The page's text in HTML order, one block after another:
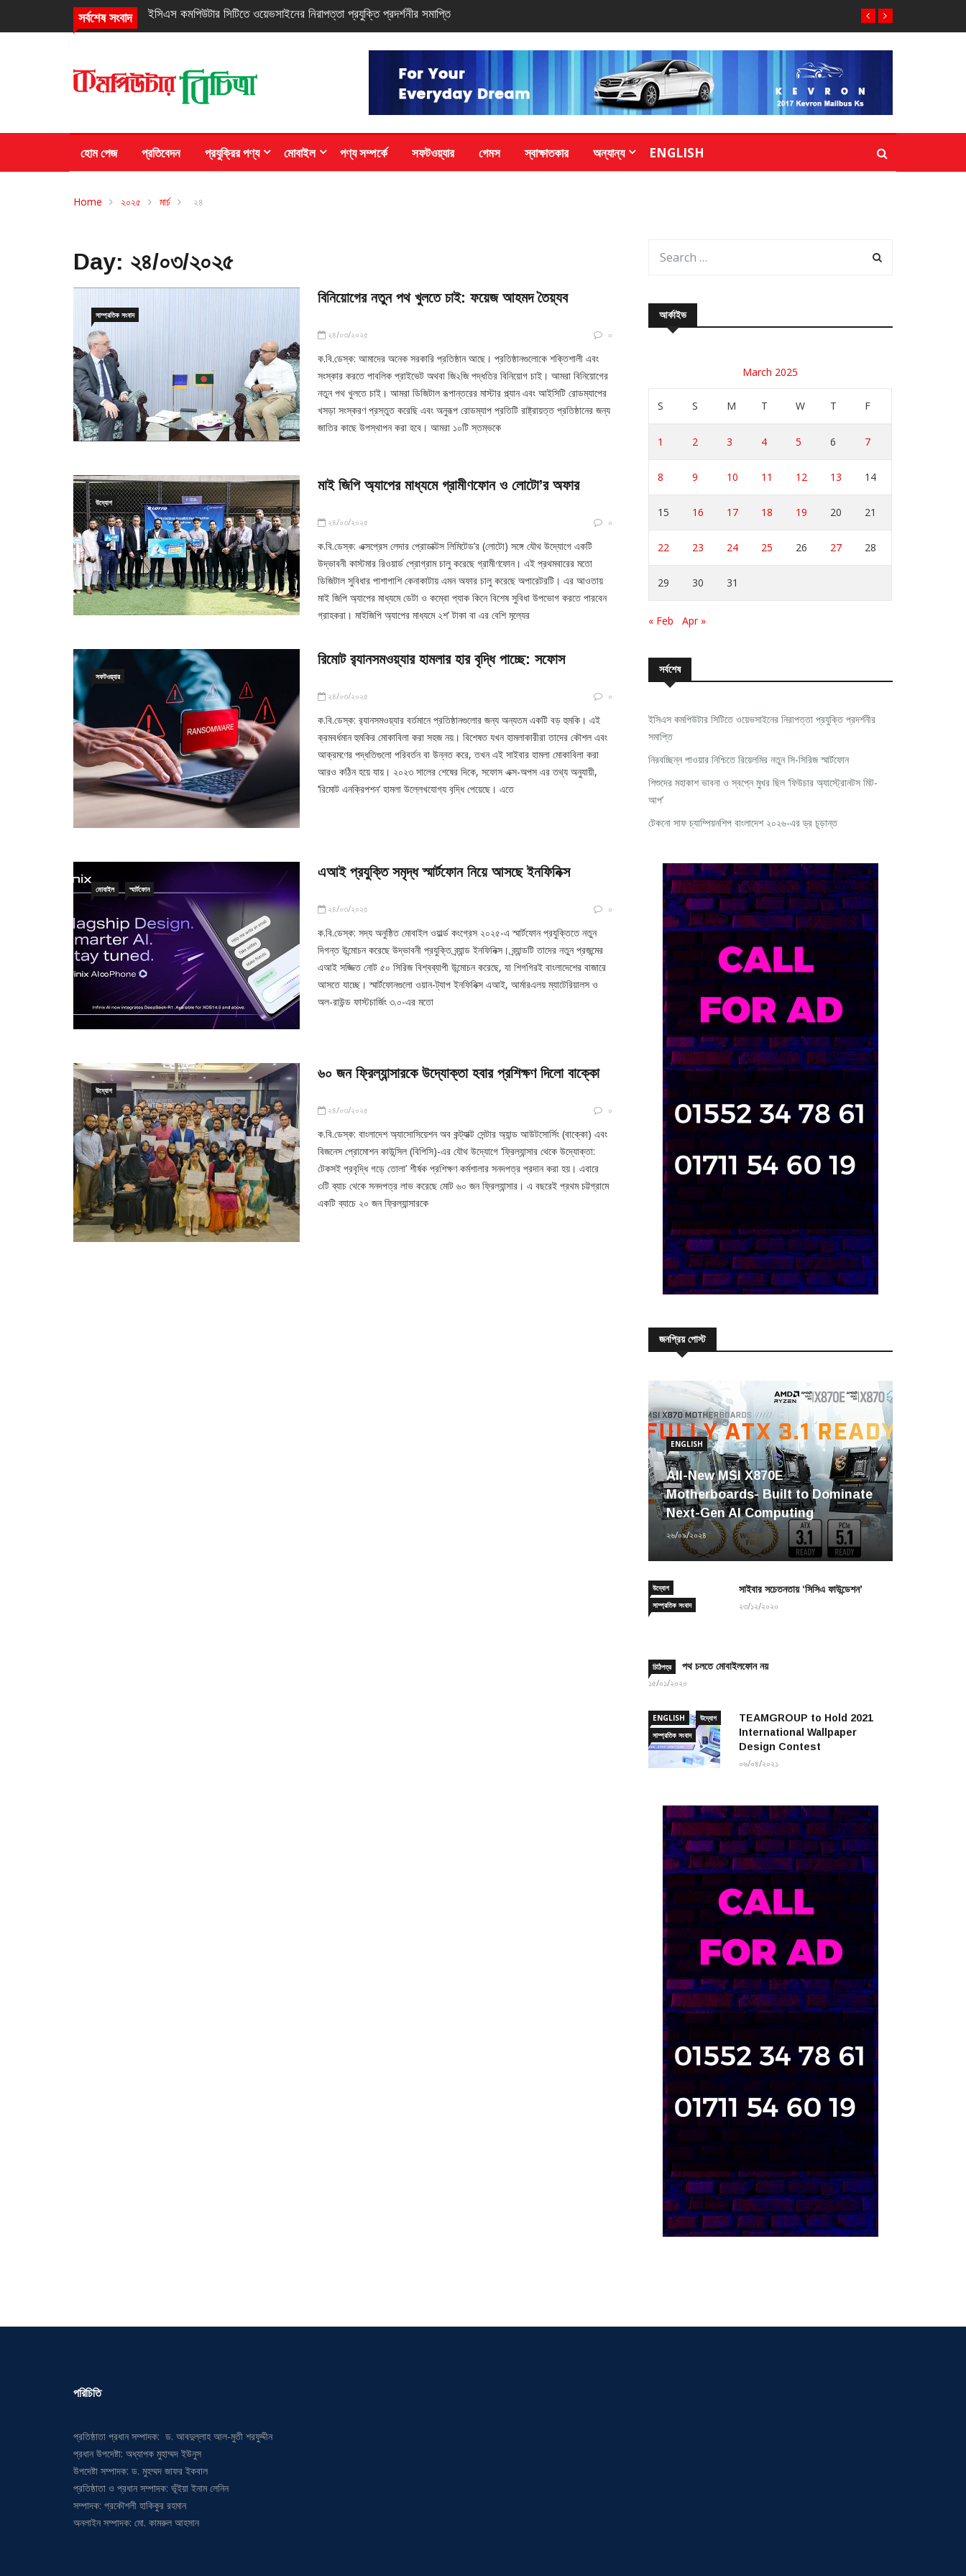
সর্বশেষ সংবাদ নিরবচ্ছিন্ন পাওয়ার নিশ্চিতে রিয়েলমির নতুন সি-সিরিজ স্মার্টফোন
হোম পেজ প্রতিবেদন প্রযুক্রির পণ্য মোবাইল পণ্য সম্পর্কে সফটওয়্যার গেমস স্বাক্ষাতকার অন্যান্য ENGLISH
Home ২০২৫ মার্চ ২৪
Day: ২৪/০৩/২০২৫
সাম্প্রতিক সংবাদ
বিনিয়োগের নতুন পথ খুলতে চাই: ফয়েজ আহমদ তৈয়্যব
২৪/০৩/২০২৫ ০
ক.বি.ডেস্ক: আমাদের অনেক সরকারি প্রতিষ্ঠান আছে। প্রতিষ্ঠানগুলোকে শক্তিশালী এবং
সংস্কার করতে পাবলিক প্রাইভেট অথবা জি২জি পদ্ধতির বিনিয়োগ চাই। আমরা বিনিয়োগের
নতুন পথ খুলতে চাই। আমরা ডিজিটাল রূপান্তরের মাস্টার প্ল্যান এবং আইসিটি রোডম্যাপের
খসড়া সংস্করণ প্রস্তুত করেছি এবং অনুরূপ রোডম্যাপ প্রতিটি রাষ্ট্রায়ত্ত প্রতিষ্ঠানের জন্য
জাতির কাছে উপস্থাপন করা হবে। আমরা ১০টি স্তম্ভকে
উদ্যোগ
মাই জিপি অ্যাপের মাধ্যমে গ্রামীণফোন ও লোটো’র অফার
২৪/০৩/২০২৫ ০
ক.বি.ডেস্ক: এক্সপ্রেস লেদার প্রোডাক্টস লিমিটেড’র (লোটো) সঙ্গে যৌথ উদ্যোগে একটি
উদ্ভাবনী কাস্টমার রিওয়ার্ড প্রোগ্রাম চালু করেছে গ্রামীণফোন। এই প্রথমবারের মতো
ডিজিটাল সুবিধার পাশাপাশি কেনাকাটায় এমন অফার চালু করেছে অপারেটরটি। এর আওতায়
মাই জিপি অ্যাপের মাধ্যমে ডেটা ও কম্বো প্যাক কিনে বিশেষ সুবিধা উপভোগ করতে পারবেন
গ্রাহকরা। মাইজিপি অ্যাপের মাধ্যমে ২শ’ টাকা বা এর বেশি মূল্যের
সফটওয়্যার
রিমোট র‍্যানসমওয়্যার হামলার হার বৃদ্ধি পাচ্ছে: সফোস
২৪/০৩/২০২৫ ০
ক.বি.ডেস্ক: র‍্যানসমওয়্যার বর্তমানে প্রতিষ্ঠানগুলোর জন্য অন্যতম একটি বড় হুমকি। এই
ক্রমবর্ধমান হুমকির মোকাবিলা করা সহজ নয়। বিশেষত যখন হামলাকারীরা তাদের কৌশল এবং
আক্রমণের পদ্ধতিগুলো পরিবর্তন বা উন্নত করে, তখন এই সাইবার হামলা মোকাবিলা করা
আরও কঠিন হয়ে যায়। ২০২৩ সালের শেষের দিকে, সফোস এক্স-অপস এর তথ্য অনুযায়ী,
‘রিমোট এনক্রিপশন‘ হামলা উল্লেখযোগ্য বৃদ্ধি পেয়েছে। এতে
মোবাইল স্মার্টফোন
এআই প্রযুক্তি সমৃদ্ধ স্মার্টফোন নিয়ে আসছে ইনফিনিক্স
২৪/০৩/২০২৫ ০
ক.বি.ডেস্ক: সদ্য অনুষ্ঠিত মোবাইল ওয়ার্ল্ড কংগ্রেস ২০২৫-এ স্মার্টফোন প্রযুক্তিতে নতুন
দিগন্ত উন্মোচন করেছে উদ্ভাবনী প্রযুক্তি ব্র্যান্ড ইনফিনিক্স। ব্র্যান্ডটি তাদের নতুন প্রজন্মের
এআই সজ্জিত নোট ৫০ সিরিজ বিশ্বব্যাপী উন্মোচন করেছে, যা শিগগিরই বাংলাদেশের বাজারে
আসতে যাচ্ছে। স্মার্টফোনগুলো ওয়ান-ট্যাপ ইনফিনিক্স এআই, আর্মারএলয় ম্যাটেরিয়ালস ও
অল-রাউন্ড ফাস্টচার্জিং ৩.০-এর মতো
উদ্যোগ
৬০ জন ফ্রিল্যান্সারকে উদ্যোক্তা হবার প্রশিক্ষণ দিলো বাক্কো
২৪/০৩/২০২৫ ০
ক.বি.ডেস্ক: বাংলাদেশ অ্যাসোসিয়েশন অব কন্ট্যাক্ট সেন্টার অ্যান্ড আউটসোর্সিং (বাক্কো) এবং
বিজনেস প্রোমোশন কাউন্সিল (বিপিসি)-এর যৌথ উদ্যোগে ‘ফ্রিল্যান্সার থেকে উদ্যোক্তা:
টেকসই প্রবৃদ্ধি গড়ে তোলা’ শীর্ষক প্রশিক্ষণ কর্মশালার সনদপত্র প্রদান করা হয়। এবারে
৩টি ব্যাচ থেকে সনদপত্র লাভ করেছে মোট ৬০ জন ফ্রিল্যান্সার। এ বছরেই প্রথম চট্টগ্রামে
একটি ব্যাচে ২০ জন ফ্রিল্যান্সারকে
আর্কাইভ
March 2025
S S M T W T F
1 2 3 4 5 6 7
8 9 10 11 12 13 14
15 16 17 18 19 20 21
22 23 24 25 26 27 28
29 30 31
« Feb Apr »
সর্বশেষ
ইসিএস কমপিউটার সিটিতে ওয়েভসাইনের নিরাপত্তা প্রযুক্তি প্রদর্শনীর
সমাপ্তি
নিরবচ্ছিন্ন পাওয়ার নিশ্চিতে রিয়েলমির নতুন সি-সিরিজ স্মার্টফোন
শিশুদের মহাকাশ ভাবনা ও স্বপ্নে মুখর ছিল ‘ফিউচার অ্যাস্ট্রোনটস মিট-
আপ’
টেকনো সাফ চ্যাম্পিয়নশিপ বাংলাদেশ ২০২৬-এর ড্র চূড়ান্ত
জনপ্রিয় পোস্ট
ENGLISH
All-New MSI X870E
Motherboards- Built to Dominate
Next-Gen AI Computing
২৬/০৯/২০২৪
উদ্যোগ
সাম্প্রতিক সংবাদ
সাইবার সচেতনতায় ‘সিসিএ ফাউন্ডেশন’
২৩/১২/২০২০
চিঠিপত্র পথ চলতে মোবাইলফোন নয়
১৫/০১/২০২০
ENGLISH
উদ্যোগ
সাম্প্রতিক সংবাদ
TEAMGROUP to Hold 2021
International Wallpaper
Design Contest
০৬/০৪/২০২১
পরিচিতি
প্রতিষ্ঠাতা প্রধান সম্পাদক: ড. আবদুল্লাহ আল-মুতী শরফুদ্দীন
প্রধান উপদেষ্টা: অধ্যাপক মুহাম্মদ ইউনুস
উপদেষ্টা সম্পাদক: ড. মুহম্মদ জাফর ইকবাল
প্রতিষ্ঠাতা ও প্রধান সম্পাদক: ভূঁইয়া ইনাম লেনিন
সম্পাদক: প্রকৌশলী হাকিকুর রহমান
অনলাইন সম্পাদক: মো. কামরুল আহসান